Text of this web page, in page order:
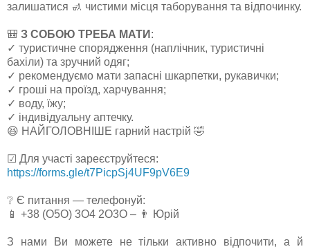
залишатися 🚮 чистими місця таборування та відпочинку.
🎒 З СОБОЮ ТРЕБА МАТИ :
✓ туристичне спорядження (наплічник, туристичні
бахіли) та зручний одяг;
✓ рекомендуємо мати запасні шкарпетки, рукавички;
✓ гроші на проїзд, харчування;
✓ воду, їжу;
✓ індивідуальну аптечку.
😆 НАЙГОЛОВНІШЕ гарний настрій 🤣
☑ Для участі зареєструйтеся:
https://forms.gle/t7PicpSj4UF9pV6E9
❔ Є питання — телефонуй:
📱 +38 (О5О) 3О4 2О3О – 👨 Юрій
З нами Ви можете не тільки активно відпочити, а й